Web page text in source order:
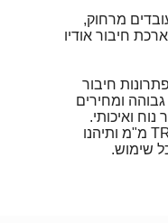
מרחוק,
חיבור אודיו
חיבור
ומחירים
ואיכותי.
הזמינו עכשיו כבל מאריך TRRS 3.5 מ"מ ותיהנו
שימוש.